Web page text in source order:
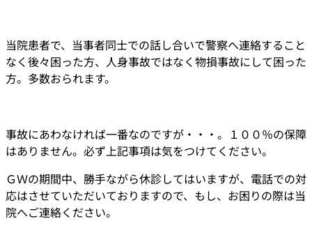
当院患者で、当事者同士での話し合いで警察へ連絡すること
なく後々困った方、人身事故ではなく物損事故にして困った
方。多数おられます。
事故にあわなければ一番なのですが・・・。１００％の保障
はありません。必ず上記事項は気をつけてください。
ＧＷの期間中、勝手ながら休診してはいますが、電話での対
応はさせていただいておりますので、もし、お困りの際は当
院へご連絡ください。